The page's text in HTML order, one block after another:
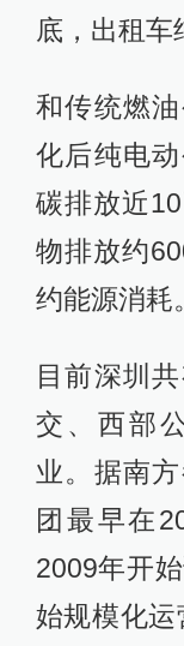
底，出租车
和传统燃
化后纯电
碳排放近
物排放约
约能源消耗。
目前深圳
交、西部
业。据南
团最早在
2009年开
始规模化